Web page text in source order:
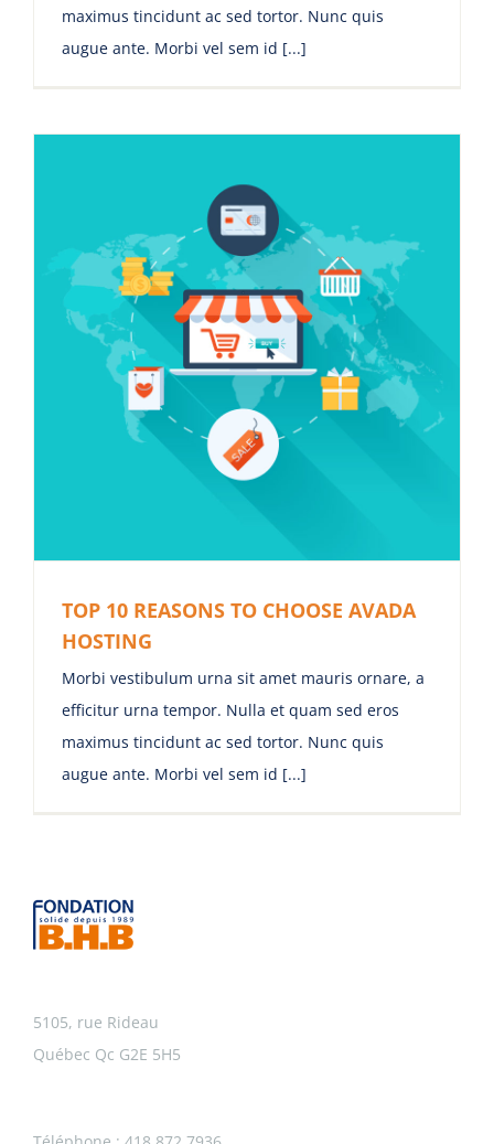
maximus tincidunt ac sed tortor. Nunc quis
augue ante. Morbi vel sem id [...]
TOP 10 REASONS TO CHOOSE AVADA
HOSTING
Morbi vestibulum urna sit amet mauris ornare, a
efficitur urna tempor. Nulla et quam sed eros
maximus tincidunt ac sed tortor. Nunc quis
augue ante. Morbi vel sem id [...]
5105, rue Rideau
Québec Qc G2E 5H5